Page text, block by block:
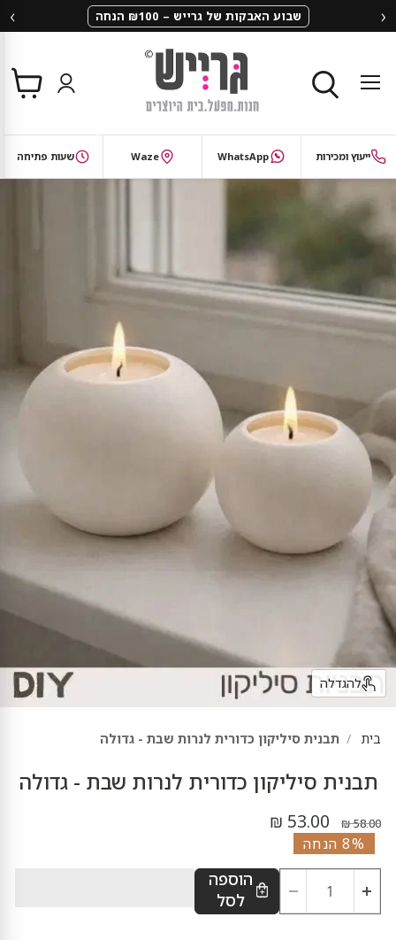
‹ שבוע האבקות של גרייש – ₪100 הנחה ›
תפריט
צפי
בסל
ייעוץ ומכירות WhatsApp
Waze שעות פתיחה
להגדלה
בית תבנית סיליקון כדורית לנרות שבת - גדולה
תבנית סיליקון כדורית לנרות שבת - גדולה
8% הנחה
מחיר מקורי
58.00 ₪ מחיר נוכחי
53.00 ₪
הוספה
לסל